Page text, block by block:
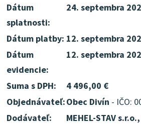
Dátum
splatnosti:
24. septembra
Dátum platby: 12. septembra
Dátum
evidencie:
12. septembra
Suma s DPH:
4 496,00 €
Objednávateľ:Obec Divín - IČO:
Dodávateľ:
MEHEL-STAV